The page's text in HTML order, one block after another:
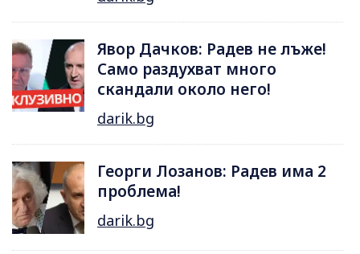
Явор Дачков: Радев не лъже!
Само раздухват много
скандали около него!
darik.bg
Георги Лозанов: Радев има 2
проблема!
darik.bg